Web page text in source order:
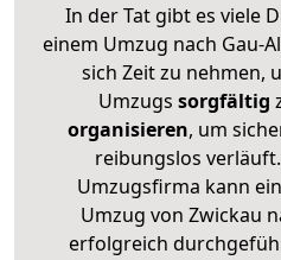
In der Tat gibt es viele
einem Umzug nach Gau-
sich Zeit zu nehmen,
Umzugs sorgfältig
organisieren, um
reibungslos
Umzugsfirma kann
Umzug von Zwickau
erfolgreich